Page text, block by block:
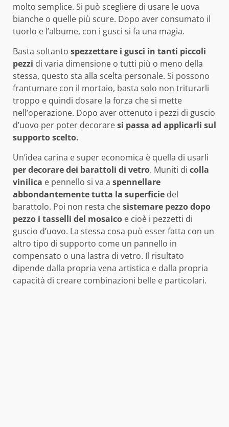
molto semplice. Si può scegliere di usare le uova
bianche o quelle più scure. Dopo aver consumato il
tuorlo e l’albume, con i gusci si fa una magia.
Basta soltanto spezzettare i gusci in tanti piccoli
pezzi di varia dimensione o tutti più o meno della
stessa, questo sta alla scelta personale. Si possono
frantumare con il mortaio, basta solo non triturarli
troppo e quindi dosare la forza che si mette
nell’operazione. Dopo aver ottenuto i pezzi di guscio
d’uovo per poter decoraresi passa ad applicarli sul
supporto scelto.
Un’idea carina e super economica è quella di usarli
per decorare dei barattoli di vetro. Muniti di colla
vinilica e pennello si va a spennellare
abbondantemente tutta la superficie del
barattolo. Poi non resta chesistemare pezzo dopo
pezzo i tasselli del mosaico e cioè i pezzetti di
guscio d’uovo. La stessa cosa può esser fatta con un
altro tipo di supporto come un pannello in
compensato o una lastra di vetro. Il risultato
dipende dalla propria vena artistica e dalla propria
capacità di creare combinazioni belle e particolari.